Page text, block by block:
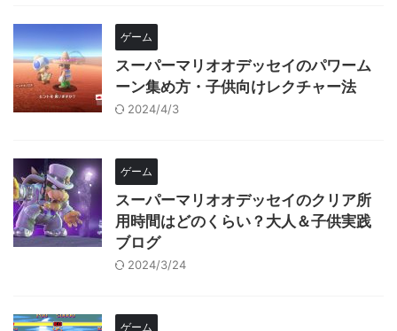
ゲーム
スーパーマリオオデッセイのパワーム
ーン集め方・子供向けレクチャー法
2024/4/3
ゲーム
スーパーマリオオデッセイのクリア所
用時間はどのくらい？大人＆子供実践
ブログ
2024/3/24
ゲーム